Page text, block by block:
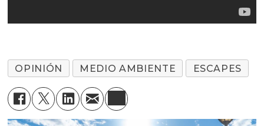
OPINIÓN MEDIO AMBIENTE ESCAPES